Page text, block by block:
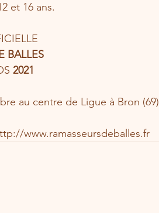
et 16 ans.
BALLES
2021
au centre de Ligue à Bron (69)
www.ramasseursdeballes.fr